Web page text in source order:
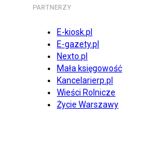
PARTNERZY
E-kiosk.pl
E-gazety.pl
Nexto.pl
Mała księgowość
Kancelarierp.pl
Wieści Rolnicze
Życie Warszawy